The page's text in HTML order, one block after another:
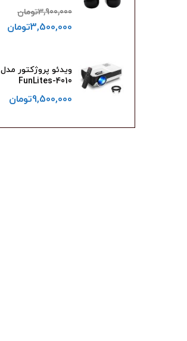
3,900,000تومان
3,500,000تومان
ویدئو پروژکتور مدل
FunLites-4010
9,500,000تومان